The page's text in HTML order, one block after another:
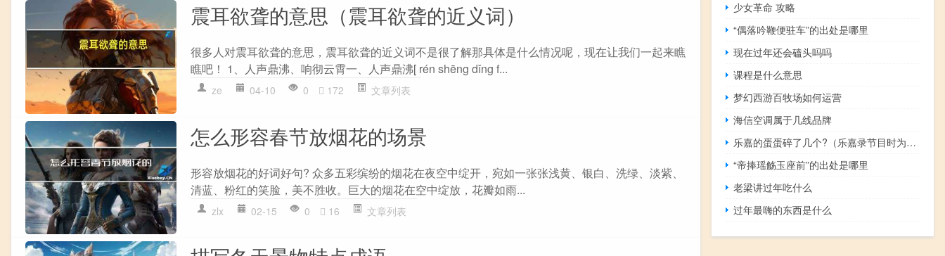
震耳欲聋的意思（震耳欲聋的近义词）
很多人对震耳欲聋的意思，震耳欲聋的近义词不是很了解那具体是什么情况呢，现在让我们一起来瞧
瞧吧！ 1、人声鼎沸、响彻云霄一、人声鼎沸[ rén shēng dǐng f...
ze 04-10 0 172 文章列表
怎么形容春节放烟花的场景
形容放烟花的好词好句? 众多五彩缤纷的烟花在夜空中绽开，宛如一张张浅黄、银白、洗绿、淡紫、
清蓝、粉红的笑脸，美不胜收。巨大的烟花在空中绽放，花瓣如雨...
zlx 02-15 0 16 文章列表
少女革命 攻略
“偶落吟鞭便驻车”的出处是哪里
现在过年还会磕头吗吗
课程是什么意思
梦幻西游百牧场如何运营
海信空调属于几线品牌
乐嘉的蛋蛋碎了几个?（乐嘉录节目时为什么会睾丸破裂）
“帝捧瑶觞玉座前”的出处是哪里
老梁讲过年吃什么
过年最嗨的东西是什么